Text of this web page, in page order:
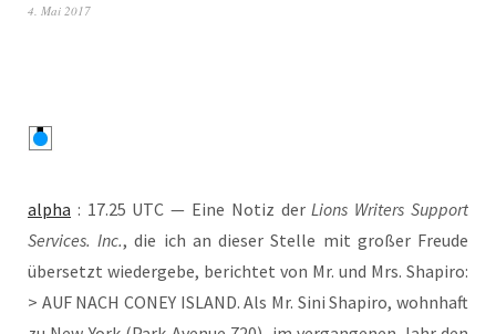
4. Mai 2017
alpha : 17.25 UTC — Eine Notiz derLions Wri­ters Sup­port
Ser­vices. Inc., die ich an die­ser Stel­le mit gro­ßer Freu­de
über­setzt wie­der­ge­be, berich­tet von Mr. und Mrs. Sha­pi­ro:
> AUF NACH CONEY ISLAND. Als Mr. Sini Sha­pi­ro, wohn­haft